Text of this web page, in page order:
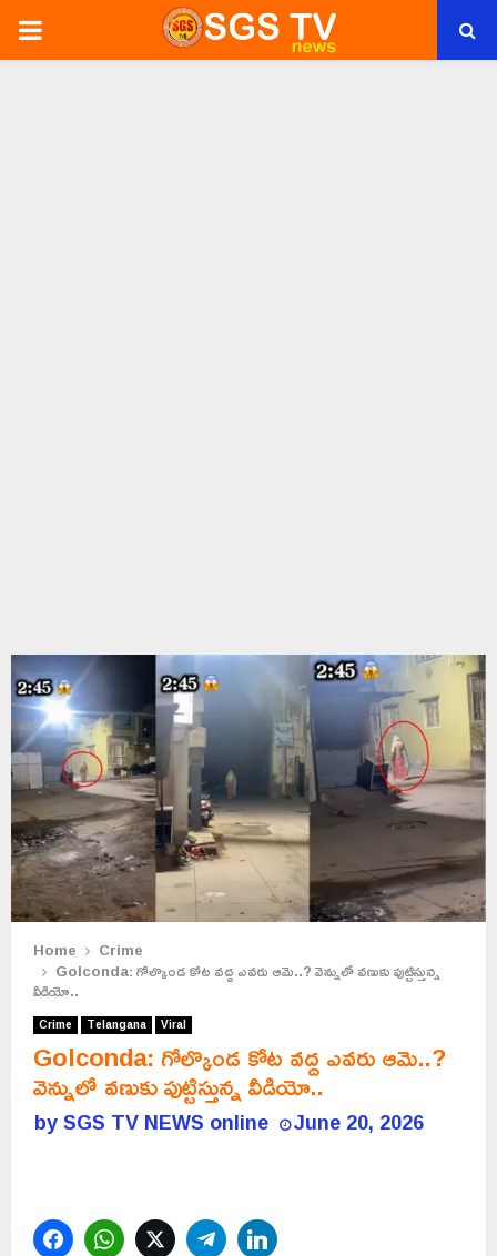
PRIMARY
Home Crime
Golconda: గోల్కొండ కోట వద్ద ఎవరు ఆమె..? వెన్నులో వణుకు పుట్టిస్తున్న
వీడియో..
Crime Telangana Viral
Golconda: గోల్కొండ కోట వద్ద ఎవరు ఆమె..?
వెన్నులో వణుకు పుట్టిస్తున్న వీడియో..
bySGS TV NEWS online June 20, 2026
FacebookWhatsAppTwitterTelegram